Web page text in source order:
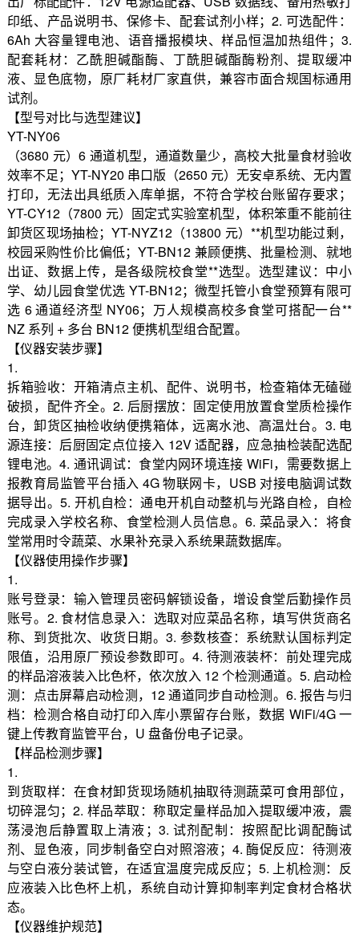
印纸、产品说明书、保修卡、配套试剂小样；2. 可选配件：
6Ah 大容量锂电池、语音播报模块、样品恒温加热组件；3.
配套耗材：乙酰胆碱酯酶、丁酰胆碱酯酶粉剂、提取缓冲
液、显色底物，原厂耗材厂家直供，兼容市面合规国标通用
试剂。
【型号对比与选型建议】
YT-NY06
（3680 元）6 通道机型，通道数量少，高校大批量食材验收
效率不足；YT-NY20 串口版（2650 元）无安卓系统、无内置
打印，无法出具纸质入库单据，不符合学校台账留存要求；
YT-CY12（7800 元）固定式实验室机型，体积笨重不能前往
卸货区现场抽检；YT-NYZ12（13800 元）**机型功能过剩，
校园采购性价比偏低；YT-BN12 兼顾便携、批量检测、就地
出证、数据上传，是各级院校食堂**选型。选型建议：中小
学、幼儿园食堂优选 YT-BN12；微型托管小食堂预算有限可
选 6 通道经济型 NY06；万人规模高校多食堂可搭配一台**
NZ 系列 + 多台 BN12 便携机型组合配置。
【仪器安装步骤】
1.
拆箱验收：开箱清点主机、配件、说明书，检查箱体无磕碰
破损，配件齐全。2. 后厨摆放：固定使用放置食堂质检操作
台，卸货区抽检收纳便携箱体，远离水池、高温灶台。3. 电
源连接：后厨固定点位接入 12V 适配器，应急抽检装配选配
锂电池。4. 通讯调试：食堂内网环境连接 WiFi，需要数据上
报教育局监管平台插入 4G 物联网卡，USB 对接电脑调试数
据导出。5. 开机自检：通电开机自动整机与光路自检，自检
完成录入学校名称、食堂检测人员信息。6. 菜品录入：将食
堂常用时令蔬菜、水果补充录入系统果蔬数据库。
【仪器使用操作步骤】
1.
账号登录：输入管理员密码解锁设备，增设食堂后勤操作员
账号。2. 食材信息录入：选取对应菜品名称，填写供货商名
称、到货批次、收货日期。3. 参数核查：系统默认国标判定
限值，沿用原厂预设参数即可。4. 待测液装杯：前处理完成
的样品溶液装入比色杯，依次放入 12 个检测通道。5. 启动检
测：点击屏幕启动检测，12 通道同步自动检测。6. 报告与归
档：检测合格自动打印入库小票留存台账，数据 WiFi/4G 一
键上传教育监管平台，U 盘备份电子记录。
【样品检测步骤】
1.
到货取样：在食材卸货现场随机抽取待测蔬菜可食用部位，
切碎混匀；2. 样品萃取：称取定量样品加入提取缓冲液，震
荡浸泡后静置取上清液；3. 试剂配制：按照配比调配酶试
剂、显色液，同步制备空白对照溶液；4. 酶促反应：待测液
与空白液分装试管，在适宜温度完成反应；5. 上机检测：反
应液装入比色杯上机，系统自动计算抑制率判定食材合格状
态。
【仪器维护规范】